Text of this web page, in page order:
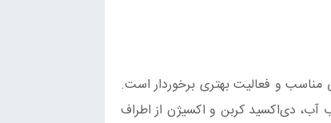
و فعالیت بهتری برخوردار است.
آب، دی‌اکسید کربن و اکسیژن از اطراف